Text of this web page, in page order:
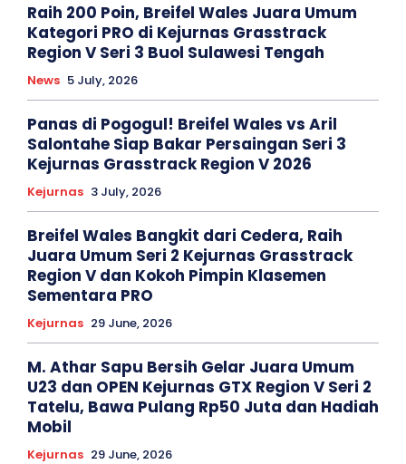
Raih 200 Poin, Breifel Wales Juara Umum
Kategori PRO di Kejurnas Grasstrack
Region V Seri 3 Buol Sulawesi Tengah
News 5 July, 2026
Panas di Pogogul! Breifel Wales vs Aril
Salontahe Siap Bakar Persaingan Seri 3
Kejurnas Grasstrack Region V 2026
Kejurnas 3 July, 2026
Breifel Wales Bangkit dari Cedera, Raih
Juara Umum Seri 2 Kejurnas Grasstrack
Region V dan Kokoh Pimpin Klasemen
Sementara PRO
Kejurnas 29 June, 2026
M. Athar Sapu Bersih Gelar Juara Umum
U23 dan OPEN Kejurnas GTX Region V Seri 2
Tatelu, Bawa Pulang Rp50 Juta dan Hadiah
Mobil
Kejurnas 29 June, 2026